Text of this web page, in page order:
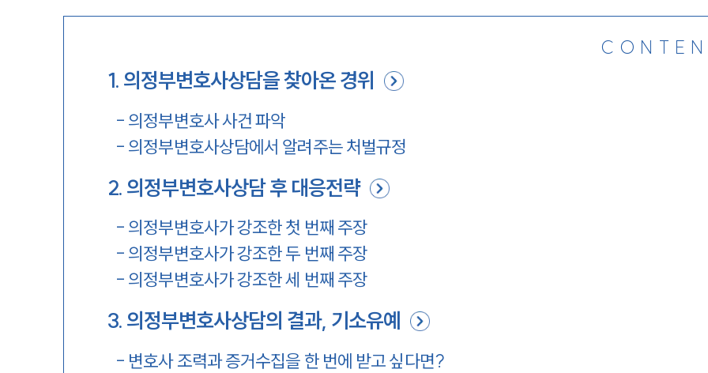
1. 의정부변호사상담을 찾아온 경위
- 의정부변호사 사건 파악
- 의정부변호사상담에서 알려주는 처벌규정
2. 의정부변호사상담 후 대응전략
- 의정부변호사가 강조한 첫 번째 주장
- 의정부변호사가 강조한 두 번째 주장
- 의정부변호사가 강조한 세 번째 주장
3. 의정부변호사상담의 결과, 기소유예
- 변호사 조력과 증거수집을 한 번에 받고 싶다면?